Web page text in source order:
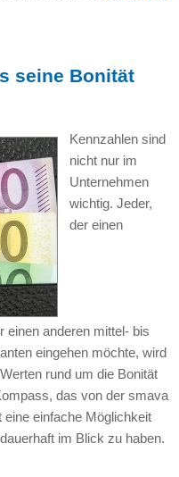
seine Bonität
Kennzahlen sind
nicht nur im
Unternehmen
wichtig. Jeder,
der einen
einen anderen mittel- bis
eingehen möchte, wird
rund um die Bonität
das von der smava
einfache Möglichkeit
im Blick zu haben.